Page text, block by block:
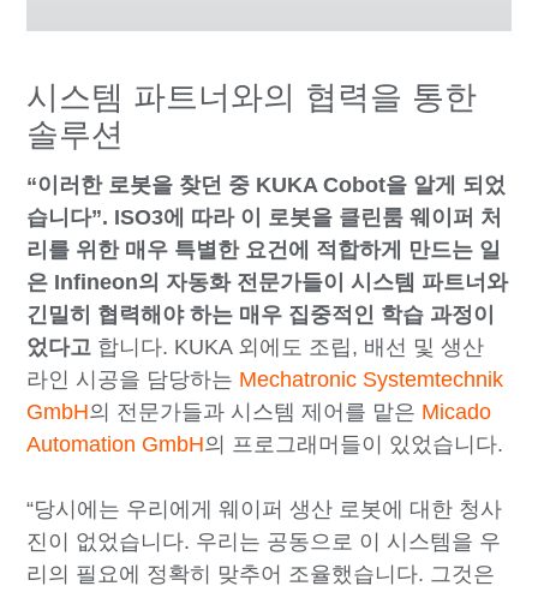
시스템 파트너와의 협력을 통한
솔루션
“이러한 로봇을 찾던 중 KUKA Cobot을 알게 되었
습니다”. ISO3에 따라 이 로봇을 클린룸 웨이퍼 처
리를 위한 매우 특별한 요건에 적합하게 만드는 일
은 Infineon의 자동화 전문가들이 시스템 파트너와
긴밀히 협력해야 하는 매우 집중적인 학습 과정이
었다고 합니다. KUKA 외에도 조립, 배선 및 생산
라인 시공을 담당하는 Mechatronic Systemtechnik
GmbH의 전문가들과 시스템 제어를 맡은 Micado
Automation GmbH의 프로그래머들이 있었습니다.
“당시에는 우리에게 웨이퍼 생산 로봇에 대한 청사
진이 없었습니다. 우리는 공동으로 이 시스템을 우
리의 필요에 정확히 맞추어 조율했습니다. 그것은